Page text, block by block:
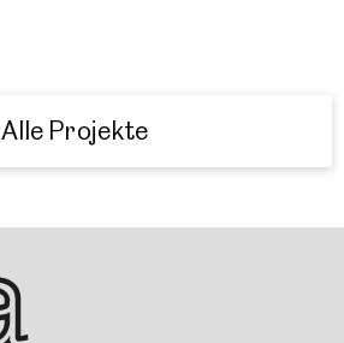
Alle Projekte